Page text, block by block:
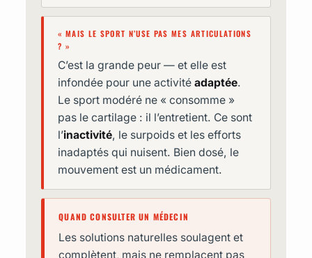
« MAIS LE SPORT N’USE PAS MES ARTICULATIONS
? »
C’est la grande peur — et elle est
infondée pour une activitéadaptée.
Le sport modéré ne « consomme »
pas le cartilage : il l’entretient. Ce sont
l’inactivité, le surpoids et les efforts
inadaptés qui nuisent. Bien dosé, le
mouvement est un médicament.
QUAND CONSULTER UN MÉDECIN
Les solutions naturelles soulagent et
complètent, mais ne remplacent pas